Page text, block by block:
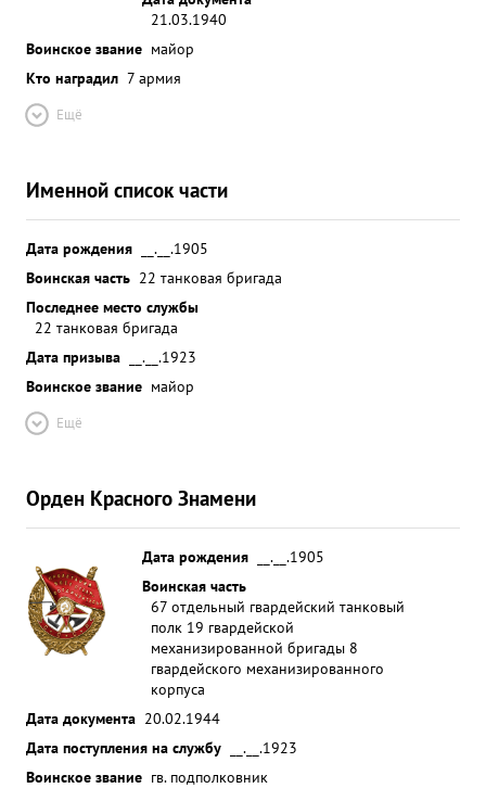
21.03.1940
Воинское звание майор
Кто наградил 7 армия
Ещё
Именной список части
Дата рождения
__.__.1905
Воинская часть 22 танковая бригада
Последнее место службы
22 танковая бригада
Дата призыва
__.__.1923
Воинское звание майор
Ещё
Орден Красного Знамени
Дата рождения
__.__.1905
Воинская часть
67 отдельный гвардейский танковый
полк 19 гвардейской
механизированной бригады 8
гвардейского механизированного
корпуса
Дата документа 20.02.1944
Дата поступления на службу
__.__.1923
Воинское звание гв. подполковник